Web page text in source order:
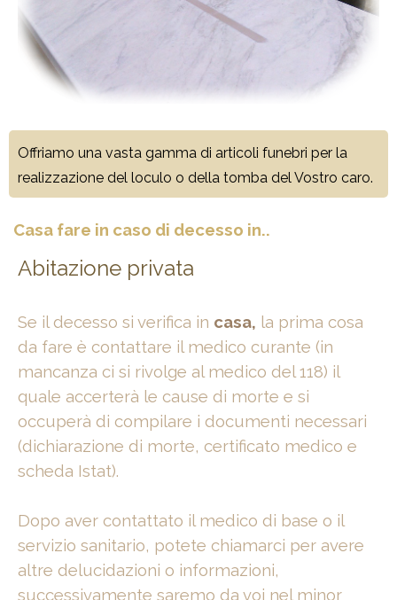
Offriamo una vasta gamma di articoli funebri per la
realizzazione del loculo o della tomba del Vostro caro.
Casa fare in caso di decesso in..
Abitazione privata
Se il decesso si verifica in casa, la prima cosa
da fare è contattare il medico curante (in
mancanza ci si rivolge al medico del 118) il
quale accerterà le cause di morte e si
occuperà di compilare i documenti necessari
(dichiarazione di morte, certificato medico e
scheda Istat).
Dopo aver contattato il medico di base o il
servizio sanitario, potete chiamarci per avere
altre delucidazioni o informazioni,
successivamente saremo da voi nel minor